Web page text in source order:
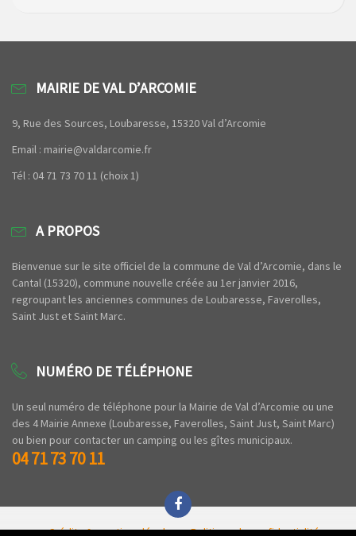
MAIRIE DE VAL D’ARCOMIE
9, Rue des Sources, Loubaresse, 15320 Val d’Arcomie
Email : mairie@valdarcomie.fr
Tél : 04 71 73 70 11 (choix 1)
A PROPOS
Bienvenue sur le site officiel de la commune de Val d’Arcomie, dans le
Cantal (15320), commune nouvelle créée au 1er janvier 2016,
regroupant les anciennes communes de Loubaresse, Faverolles,
Saint Just et Saint Marc.
NUMÉRO DE TÉLÉPHONE
Un seul numéro de téléphone pour la Mairie de Val d’Arcomie ou une
des 4 Mairie Annexe (Loubaresse, Faverolles, Saint Just, Saint Marc)
ou bien pour contacter un camping ou les gîtes municipaux.
04 71 73 70 11
Crédits & mentions légales Politique de confidentialité